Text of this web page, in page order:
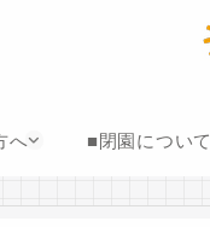
へ ■閉園について